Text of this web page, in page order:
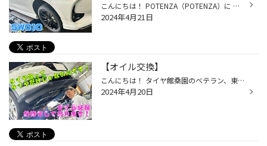
こんにちは！ POTENZA（POTENZA）に 専用のアルミホイールが存在しているの みなさまご存知でしたか？ POTENZA SW010 走る歓びと楽しさを、新時代のPOTENZAスポーティ＆ストリートアルミホイール キャスト＆リムスピニングにより「デザイン、剛性、強度」を高いレベルで融合、さらに幅広い車種に対...
2024年4月21日
【オイル交換】
こんにちは！ タイヤ館桑園のベテラン、東谷選手です！ タイヤ館って、タイヤだけじゃないんです！ オイル交換も得意なのです！ 最新の軽自動車から輸入車まで、幅広く在庫しております！ お客様のおクルマにピッタリのオイルをご提案させていただきます！
2024年4月20日